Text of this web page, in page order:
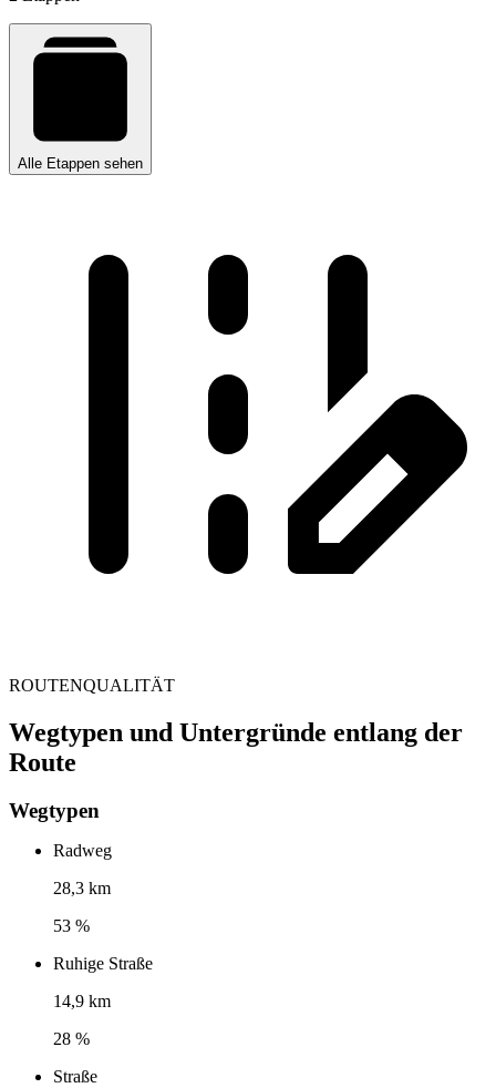
Alle Etappen sehen
ROUTENQUALITÄT
Wegtypen und Untergründe entlang der
Route
Wegtypen
Radweg
28,3 km
53 %
Ruhige Straße
14,9 km
28 %
Straße